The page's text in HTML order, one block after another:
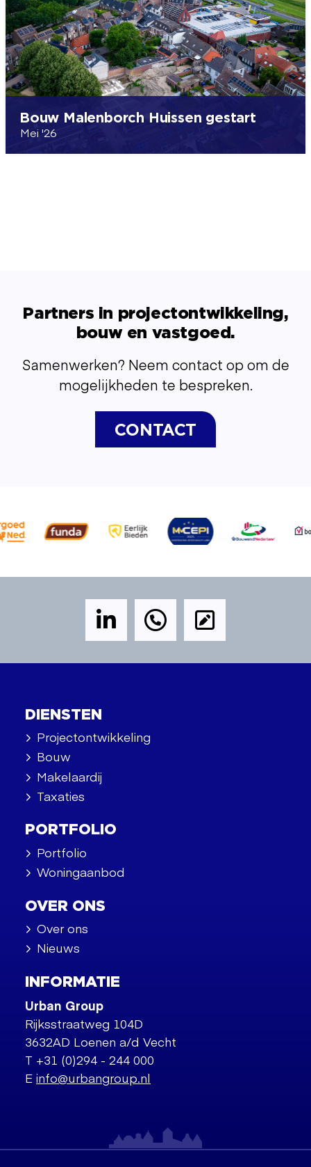
Bouw Malenborch Huissen gestart
Mei '26
Partners in projectontwikkeling,
bouw en vastgoed.
Samenwerken? Neem contact op om de
mogelijkheden te bespreken.
CONTACT
DIENSTEN
Projectontwikkeling
Bouw
Makelaardij
Taxaties
PORTFOLIO
Portfolio
Woningaanbod
OVER ONS
Over ons
Nieuws
INFORMATIE
Urban Group
Rijksstraatweg 104D
3632AD Loenen a/d Vecht
T +31 (0)294 - 244 000
E info@urbangroup.nl